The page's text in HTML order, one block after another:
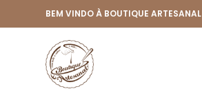
BEM VINDO À BOUTIQUE ARTESANAL